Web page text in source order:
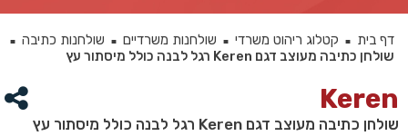
דף בית ■ קטלוג ריהוט משרדי ■ שולחנות משרדיים ■ שולחנות כתיבה ■
שולחן כתיבה מעוצב דגם Keren רגל לבנה כולל מיסתור עץ
Keren
שולחן כתיבה מעוצב דגם Keren רגל לבנה כולל מיסתור עץ